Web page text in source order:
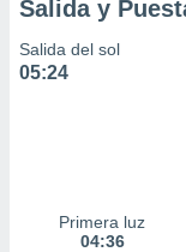
Salida y
Salida del sol
05:24
Primera luz
04:36